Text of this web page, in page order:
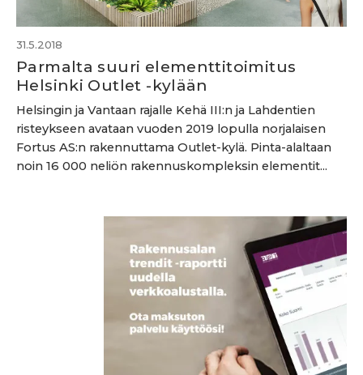
31.5.2018
Parmalta suuri elementtitoimitus
Helsinki Outlet -kylään
Helsingin ja Vantaan rajalle Kehä III:n ja Lahdentien
risteykseen avataan vuoden 2019 lopulla norjalaisen
Fortus AS:n rakennuttama Outlet-kylä. Pinta-alaltaan
noin 16 000 neliön rakennuskompleksin elementit...